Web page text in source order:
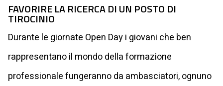
FAVORIRE LA RICERCA DI UN POSTO DI
TIROCINIO
Durante le giornate Open Day i giovani che ben
rappresentano il mondo della formazione
professionale fungeranno da ambasciatori, ognuno